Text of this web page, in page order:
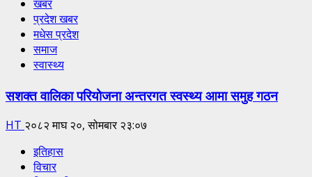
खबर
प्रदेश खबर
मधेस प्रदेश
समाज
स्वास्थ्य
सशक्त वालिका परियोजना अन्तरगत स्वस्थ्य आमा समुह गठन
HT २०८२ माघ २०, सोमबार २३:०७
इतिहास
विचार